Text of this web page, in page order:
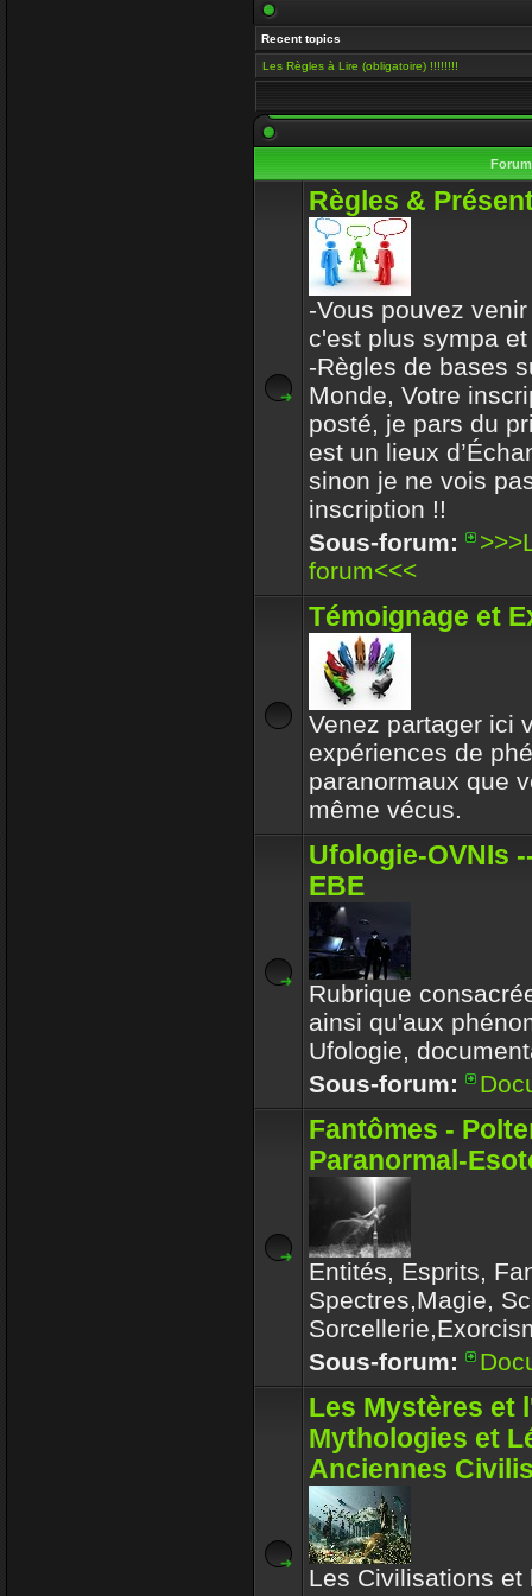
Salut Venusia, oui je
histoire de conserver
15 Mai 2019 00:13
Il y a encore quelqu'un
VénusiaBis
10 Mai 2019 11:53
Merci frérot d'avoir,
ans
mastercoach
31 Déc 2017 10:32
l-iap-t3413.html
Enjoy
30 Déc 2017 16:47
Bon voyage frerot
Enjoy
30 Déc 2017 16:32
Circle avait toujours
respectait
Enjoy
30 Déc 2017 16:32
Recent topics
Les Règles à Lire (obligatoire) !!!!!!!!
Règles &
-Vous pouvez
c'est plus sympa
-Règles de bases
Monde, Votre
posté, je pars du
est un lieux
sinon je ne vois
inscription !!
Sous-forum:
forum<<<
Témoignage et
Venez partager ici
expériences de
paranormaux que
même vécus.
Ufologie-OVNIs
EBE
Rubrique
ainsi qu'aux
Ufologie,
Sous-forum:
Fantômes -
Paranormal-
Entités, Esprits,
Spectres,Magie,
Sous-forum:
Les Mystères et
Mythologies et
Anciennes
Les Civilisations